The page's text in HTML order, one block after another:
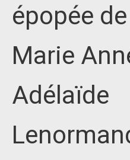
épopée de
Marie
Adélaïde